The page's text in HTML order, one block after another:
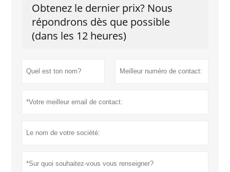
Obtenez le dernier prix? Nous
répondrons dès que possible
(dans les 12 heures)